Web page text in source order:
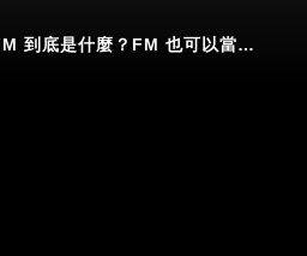
收音機上的 AM / FM 到底是什麼？FM 也可以當作合成器？